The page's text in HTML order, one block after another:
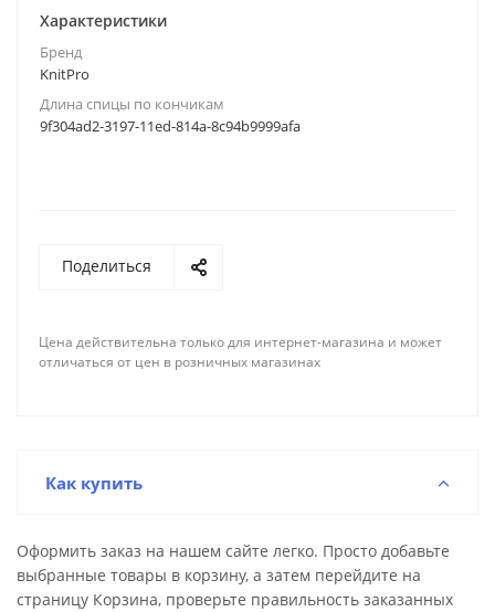
Характеристики
Бренд
KnitPro
Длина спицы по кончикам
9f304ad2-3197-11ed-814a-8c94b9999afa
Поделиться
Цена действительна только для интернет-магазина и может
отличаться от цен в розничных магазинах
Как купить
Оформить заказ на нашем сайте легко. Просто добавьте
выбранные товары в корзину, а затем перейдите на
страницу Корзина, проверьте правильность заказанных